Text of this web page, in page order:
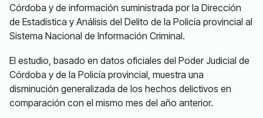
Córdoba y de información suministrada por la Dirección
de Estadística y Análisis del Delito de la Policía provincial al
Sistema Nacional de Información Criminal.
El estudio, basado en datos oficiales del Poder Judicial de
Córdoba y de la Policía provincial, muestra una
disminución generalizada de los hechos delictivos en
comparación con el mismo mes del año anterior.